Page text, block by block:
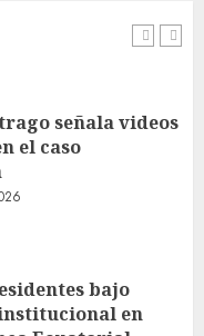
señala videos
el caso
bajo
en